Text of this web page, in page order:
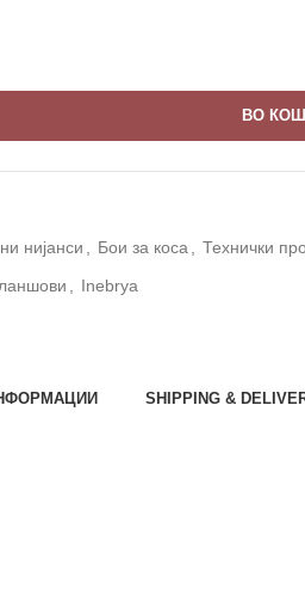
ВО
нијанси Бои за коса Технички
Inebrya
SHIPPING &